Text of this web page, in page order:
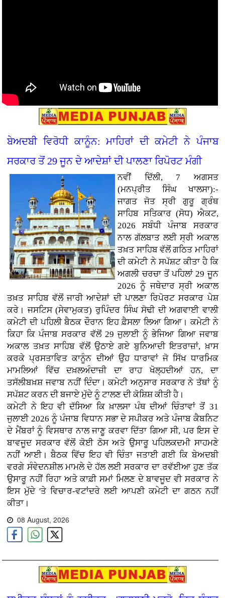
ਬੇਅਦਬੀ ਵਿਰੋਧੀ ਕਾਨੂੰਨ: ਮਾਹਿਰਾਂ ਦੀ ਕਮੇਟੀ ਨੇ ਪੰਜਾਬ
ਸਰਕਾਰ ਤੋਂ 29 ਜੂਨ ਦੇ ਆਦੇਸ਼ਾਂ ਦੀ ਪਾਲਣਾ ਰਿਪੋਰਟ ਮੰਗੀ
ਨਵੀਂ ਦਿੱਲੀ, 7 ਅਗਸਤ
(ਮਨਪ੍ਰੀਤ ਸਿੰਘ ਖਾਲਸਾ):-
ਜਾਗਤ ਜੋਤ ਸ੍ਰੀ ਗੁਰੂ ਗ੍ਰੰਥ
ਸਾਹਿਬ ਸਤਿਕਾਰ (ਸੋਧ) ਐਕਟ,
2026 ਸਬੰਧੀ ਪੰਜਾਬ ਸਰਕਾਰ
ਨਾਲ ਗੱਲਬਾਤ ਲਈ ਸ੍ਰੀ ਅਕਾਲ
ਤਖ਼ਤ ਸਾਹਿਬ ਵੱਲੋਂ ਗਠਿਤ ਮਾਹਿਰਾਂ
ਦੀ ਕਮੇਟੀ ਨੇ ਸਪੱਸ਼ਟ ਕੀਤਾ ਹੈ ਕਿ
ਅਗਲੀ ਚਰਚਾ ਤੋਂ ਪਹਿਲਾਂ 29 ਜੂਨ
2026 ਨੂੰ ਜਥੇਦਾਰ ਸ੍ਰੀ ਅਕਾਲ
ਤਖ਼ਤ ਸਾਹਿਬ ਵੱਲੋਂ ਜਾਰੀ ਆਦੇਸ਼ਾਂ ਦੀ ਪਾਲਣਾ ਰਿਪੋਰਟ ਸਰਕਾਰ ਪੇਸ਼
ਕਰੇ। ਜਸਟਿਸ (ਸੇਵਾਮੁਕਤ) ਰੁਪਿੰਦਰ ਸਿੰਘ ਸੋਢੀ ਦੀ ਅਗਵਾਈ ਵਾਲੀ
ਕਮੇਟੀ ਦੀ ਪਹਿਲੀ ਬੈਠਕ ਦੌਰਾਨ ਇਹ ਫ਼ੈਸਲਾ ਲਿਆ ਗਿਆ। ਕਮੇਟੀ ਨੇ
ਕਿਹਾ ਕਿ ਪੰਜਾਬ ਸਰਕਾਰ ਵੱਲੋਂ 29 ਜੁਲਾਈ ਨੂੰ ਭੇਜਿਆ ਗਿਆ ਜਵਾਬ
ਅਕਾਲ ਤਖ਼ਤ ਸਾਹਿਬ ਵੱਲੋਂ ਉਠਾਏ ਗਏ ਬੁਨਿਆਦੀ ਇਤਰਾਜ਼ਾਂ, ਖ਼ਾਸ
ਕਰਕੇ ਪ੍ਰਸਤਾਵਿਤ ਕਾਨੂੰਨ ਦੀਆਂ ਉਹ ਧਾਰਾਵਾਂ ਜੋ ਸਿੱਖ ਧਾਰਮਿਕ
ਮਾਮਲਿਆਂ ਵਿੱਚ ਦਖ਼ਲਅੰਦਾਜ਼ੀ ਦਾ ਰਾਹ ਖੋਲ੍ਹਦੀਆਂ ਹਨ, ਦਾ
ਤਸੱਲੀਬਖ਼ਸ਼ ਜਵਾਬ ਨਹੀਂ ਦਿੰਦਾ। ਕਮੇਟੀ ਅਨੁਸਾਰ ਸਰਕਾਰ ਨੇ ਤੱਥਾਂ ਨੂੰ
ਸਪੱਸ਼ਟ ਕਰਨ ਦੀ ਬਜਾਏ ਮੁੱਦੇ ਨੂੰ ਟਾਲਣ ਦੀ ਕੋਸ਼ਿਸ਼ ਕੀਤੀ ਹੈ।
ਕਮੇਟੀ ਨੇ ਇਹ ਵੀ ਦੱਸਿਆ ਕਿ ਖ਼ਾਲਸਾ ਪੰਥ ਦੀਆਂ ਚਿੰਤਾਵਾਂ ਤੋਂ 31
ਜੁਲਾਈ 2026 ਨੂੰ ਪੰਜਾਬ ਵਿਧਾਨ ਸਭਾ ਦੇ ਸਪੀਕਰ ਅਤੇ ਪੰਜਾਬ ਕੈਬਨਿਟ
ਦੇ ਮੈਂਬਰਾਂ ਨੂੰ ਵਿਸਥਾਰ ਨਾਲ ਜਾਣੂ ਕਰਵਾ ਦਿੱਤਾ ਗਿਆ ਸੀ, ਪਰ ਇਸ ਦੇ
ਬਾਵਜੂਦ ਸਰਕਾਰ ਵੱਲੋਂ ਕੋਈ ਠੋਸ ਅਤੇ ਉਸਾਰੂ ਪਹਿਲਕਦਮੀ ਸਾਹਮਣੇ
ਨਹੀਂ ਆਈ। ਬੈਠਕ ਵਿੱਚ ਇਹ ਵੀ ਚਿੰਤਾ ਜਤਾਈ ਗਈ ਕਿ ਬੇਅਦਬੀ
ਵਰਗੇ ਸੰਵੇਦਨਸ਼ੀਲ ਮਾਮਲੇ ਦੇ ਹੱਲ ਲਈ ਸਰਕਾਰ ਦਾ ਰਵੱਈਆ ਹੁਣ ਤੱਕ
ਉਸਾਰੂ ਨਹੀਂ ਰਿਹਾ ਅਤੇ ਕਾਫ਼ੀ ਸਮਾਂ ਮਿਲਣ ਦੇ ਬਾਵਜੂਦ ਵੀ ਸਰਕਾਰ ਨੇ
ਇਸ ਮੁੱਦੇ 'ਤੇ ਵਿਚਾਰ-ਵਟਾਂਦਰੇ ਲਈ ਆਪਣੀ ਕਮੇਟੀ ਦਾ ਗਠਨ ਨਹੀਂ
ਕੀਤਾ।
08 August, 2026